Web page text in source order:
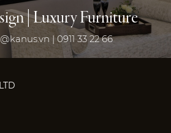
| Luxury Furniture
| 0911 33 22 66